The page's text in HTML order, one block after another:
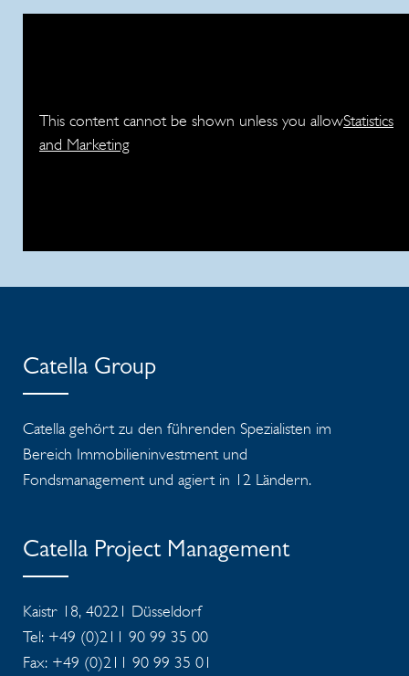
This content cannot be shown unless you allowStatistics
and Marketing
Catella Group
Catella gehört zu den führenden Spezialisten im
Bereich Immobilieninvestment und
Fondsmanagement und agiert in 12 Ländern.
Catella Project Management
Kaistr 18, 40221 Düsseldorf
Tel: +49 (0)211 90 99 35 00
Fax: +49 (0)211 90 99 35 01